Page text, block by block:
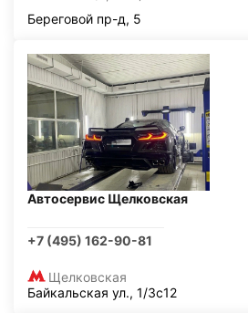
Береговой пр-д, 5
Автосервис Щелковская
+7 (495) 162-90-81
Щелковская
Байкальская ул., 1/3с12